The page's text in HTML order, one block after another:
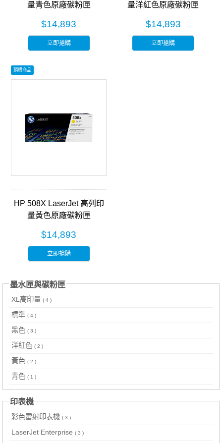
量青色原廠碳粉匣
$14,893
立即搶購
量洋紅色原廠碳粉匣
$14,893
立即搶購
預購商品
HP 508X LaserJet 高列印
量黃色原廠碳粉匣
$14,893
立即搶購
墨水匣與碳粉匣
XL高印量 ( 4 )
標準 ( 4 )
黑色 ( 3 )
洋紅色 ( 2 )
黃色 ( 2 )
青色 ( 1 )
印表機
彩色雷射印表機 ( 3 )
LaserJet Enterprise ( 3 )